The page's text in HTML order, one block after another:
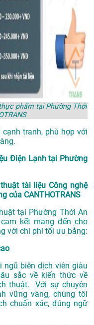
phẩm tại Phường Thới
tranh, phù hợp với
Điện Lạnh tại Phường
tài liệu Công nghệ
của CANTHOTRANS
tại Phường Thới An
cam kết mang đến cho
với chi phí tối ưu bằng:
ngũ biên dịch viên giàu
sắc về kiến thức về
thuật. Với sự chuyên
vững vàng, chúng tôi
chuẩn xác, đúng ngữ